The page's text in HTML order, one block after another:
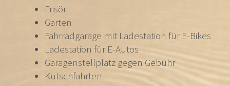
Frisör
Garten
Fahrradgarage mit Ladestation für E-Bikes
Ladestation für E-Autos
Garagenstellplatz gegen Gebühr
Kutschfahrten